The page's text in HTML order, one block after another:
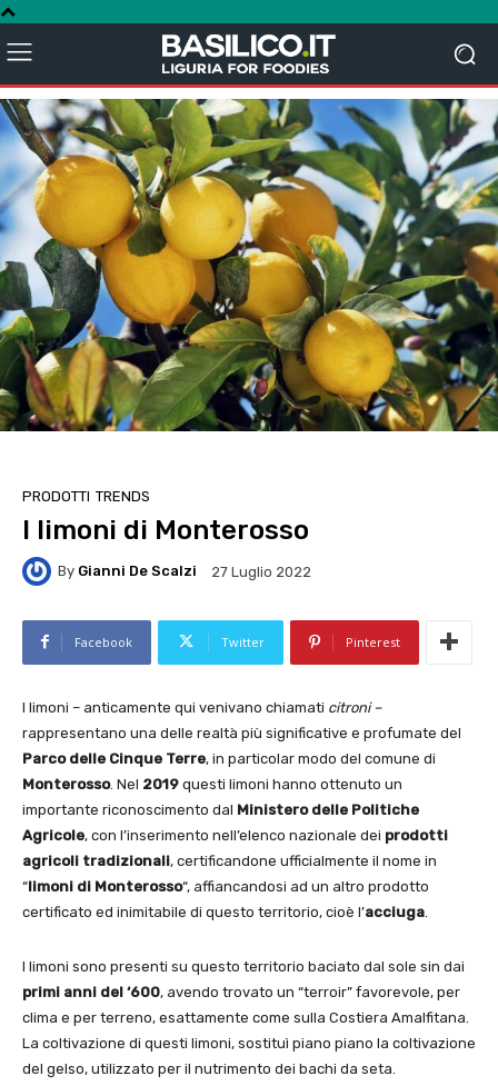
PRODOTTI TRENDS
I limoni di Monterosso
By Gianni De Scalzi 27 Luglio 2022
Facebook Twitter Pinterest
I limoni – anticamente qui venivano chiamati citroni –
rappresentano una delle realtà più significative e profumate del
Parco delle Cinque Terre, in particolar modo del comune di
Monterosso. Nel 2019 questi limoni hanno ottenuto un
importante riconoscimento dal Ministero delle Politiche
Agricole, con l’inserimento nell’elenco nazionale dei prodotti
agricoli tradizionali, certificandone ufficialmente il nome in
“limoni di Monterosso“, affiancandosi ad un altro prodotto
certificato ed inimitabile di questo territorio, cioè l’acciuga
I limoni sono presenti su questo territorio baciato dal sole sin dai
primi anni del ‘600, avendo trovato un “terroir” favorevole, per
clima e per terreno, esattamente come sulla Costiera Amalfitana.
La coltivazione di questi limoni, sostituì piano piano la coltivazione
del gelso, utilizzato per il nutrimento dei bachi da seta.